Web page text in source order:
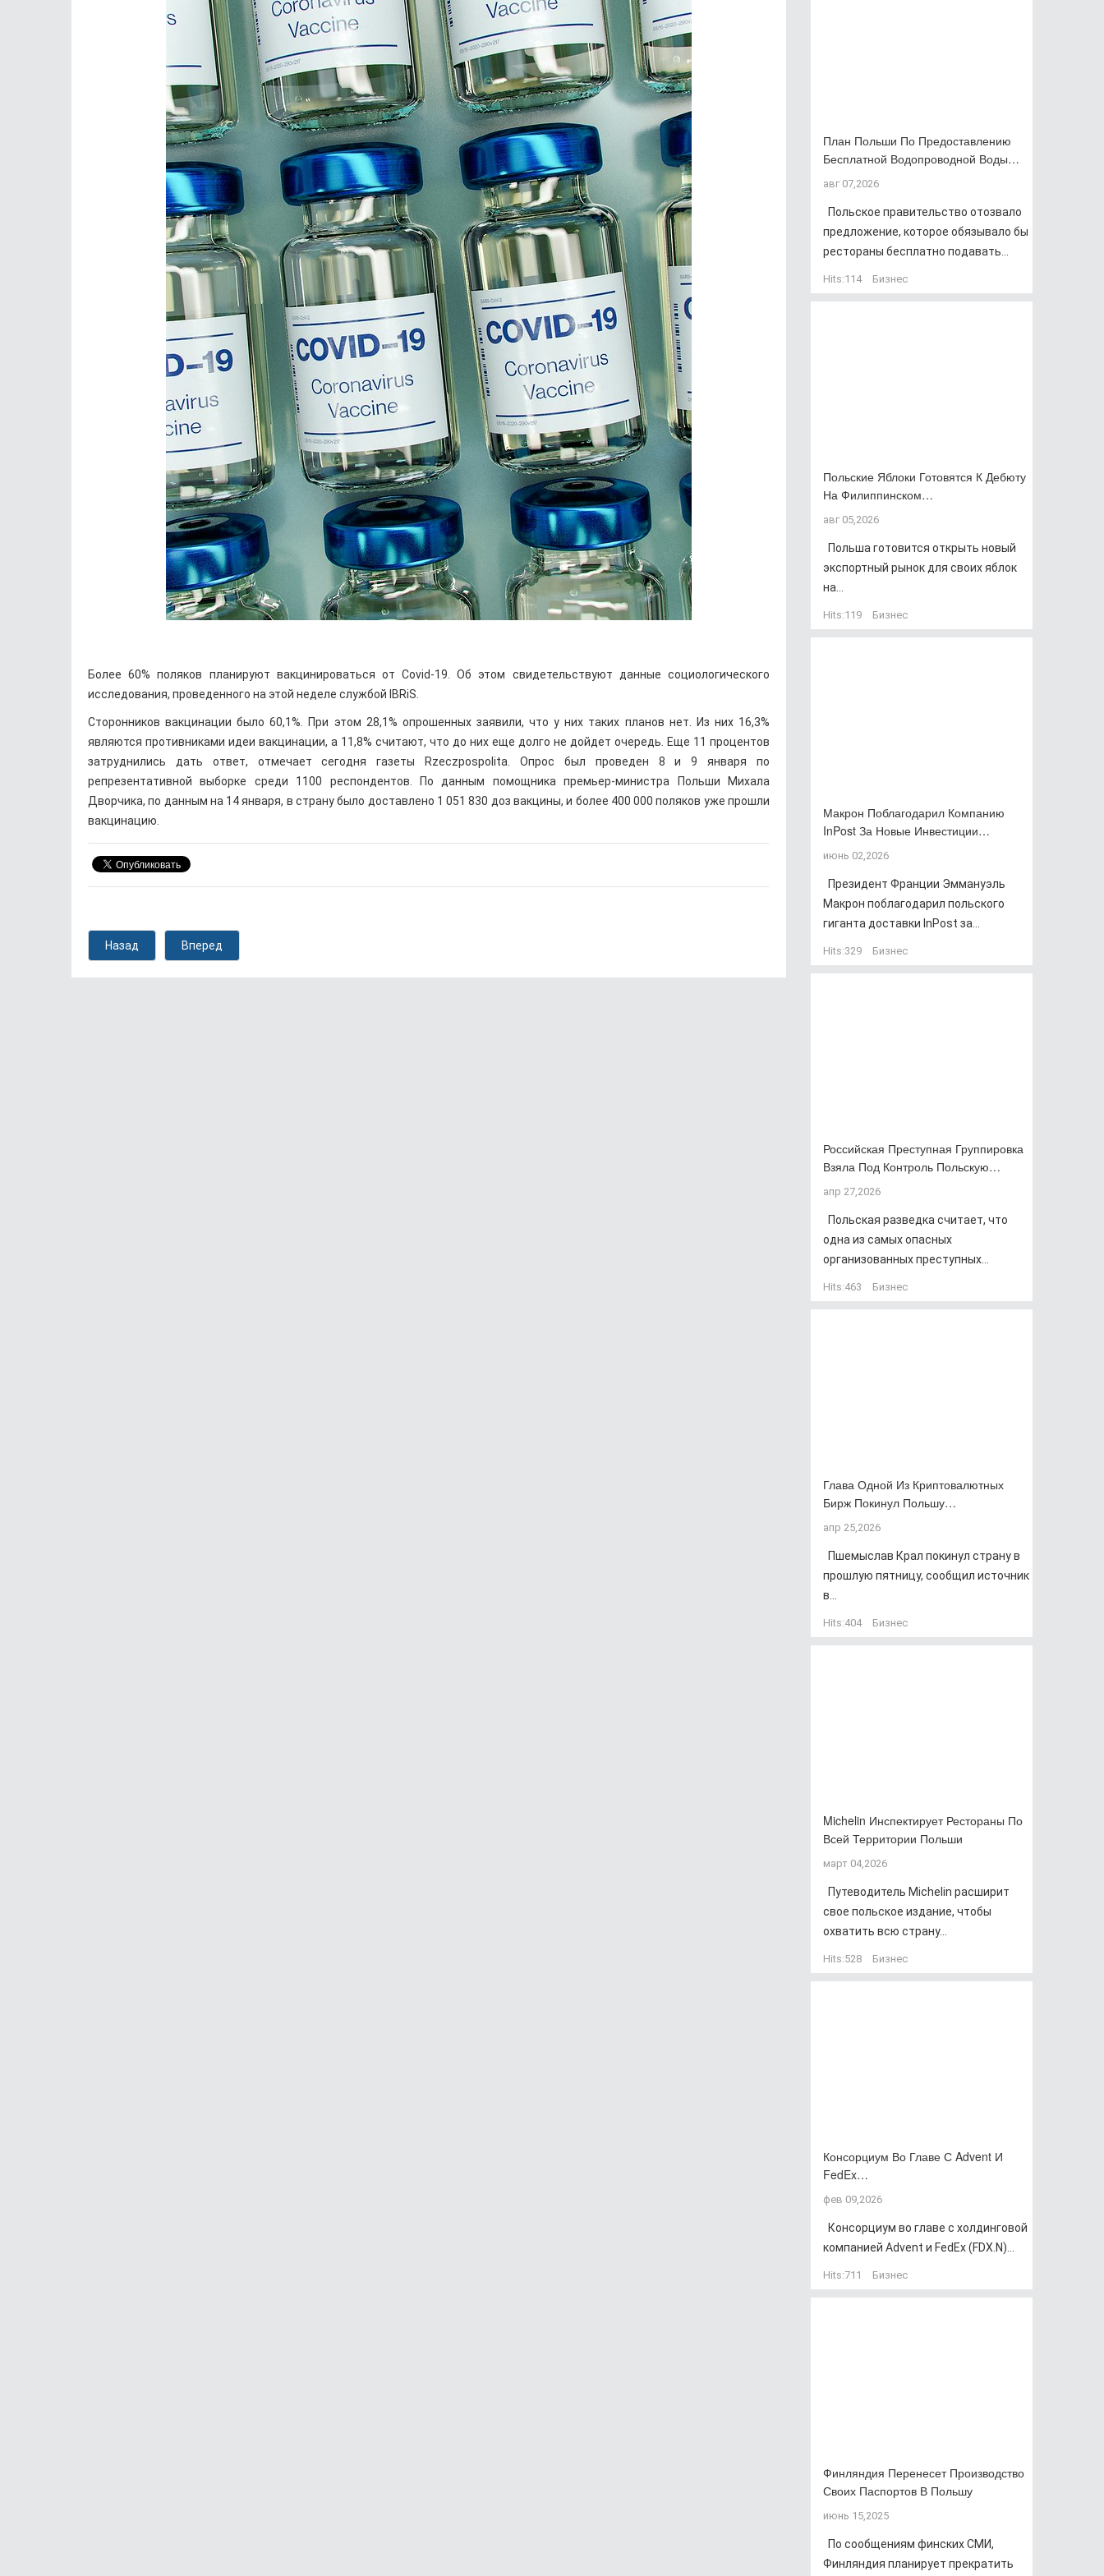
Более 60% поляков планируют вакцинироваться от Covid-19. Об этом свидетельствуют данные социологического
исследования, проведенного на этой неделе службой IBRiS.
Сторонников вакцинации было 60,1%. При этом 28,1% опрошенных заявили, что у них таких планов нет. Из них 16,3%
являются противниками идеи вакцинации, а 11,8% считают, что до них еще долго не дойдет очередь. Еще 11 процентов
затруднились дать ответ, отмечает сегодня газеты Rzeczpospolita. Опрос был проведен 8 и 9 января по
репрезентативной выборке среди 1100 респондентов. По данным помощника премьер-министра Польши Михала
Дворчика, по данным на 14 января, в страну было доставлено 1 051 830 доз вакцины, и более 400 000 поляков уже прошли
вакцинацию.
Назад Вперед
План Польши По Предоставлению
Бесплатной Водопроводной Воды…
авг 07,2026
Польское правительство отозвало
предложение, которое обязывало бы
рестораны бесплатно подавать...
Hits:114 Бизнес
Польские Яблоки Готовятся К Дебюту
На Филиппинском…
авг 05,2026
Польша готовится открыть новый
экспортный рынок для своих яблок
на...
Hits:119 Бизнес
Макрон Поблагодарил Компанию
InPost За Новые Инвестиции…
июнь 02,2026
Президент Франции Эммануэль
Макрон поблагодарил польского
гиганта доставки InPost за...
Hits:329 Бизнес
Российская Преступная Группировка
Взяла Под Контроль Польскую…
апр 27,2026
Польская разведка считает, что
одна из самых опасных
организованных преступных...
Hits:463 Бизнес
Глава Одной Из Криптовалютных
Бирж Покинул Польшу…
апр 25,2026
Пшемыслав Крал покинул страну в
прошлую пятницу, сообщил источник
в...
Hits:404 Бизнес
Michelin Инспектирует Рестораны По
Всей Территории Польши
март 04,2026
Путеводитель Michelin расширит
свое польское издание, чтобы
охватить всю страну...
Hits:528 Бизнес
Консорциум Во Главе С Advent И
FedEx…
фев 09,2026
Консорциум во главе с холдинговой
компанией Advent и FedEx (FDX.N)...
Hits:711 Бизнес
Финляндия Перенесет Производство
Своих Паспортов В Польшу
июнь 15,2025
По сообщениям финских СМИ,
Финляндия планирует прекратить